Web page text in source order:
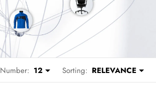
Number: 12 Sorting: RELEVANCE